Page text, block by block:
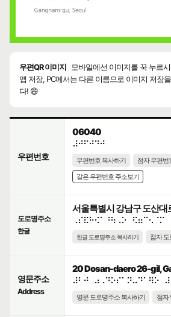
우편QR 이미지
모바일에선 이미지를 꾹 누르
앱 저장, PC에서는 다른 이름으로 이미지 저장
다! 😄
우편번호
06040
⠼⠚⠋⠚⠙⠚
우편번호 복사하기 점자 우편번
같은 우편번호 주소보기
도로명주소
한글
서울특별시 강남구 도산
한글 도로명주소 복사하기 점자
영문주소
Address
20 Dosan-daero 26-gil,
영문 도로명주소 복사하기 점자